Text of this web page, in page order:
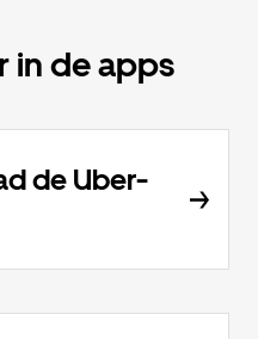
in de apps
de Uber-